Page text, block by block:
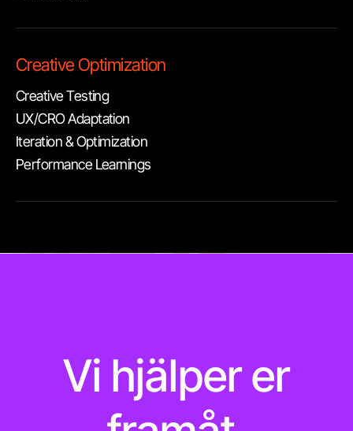
Creative Optimization
Creative Testing
UX/CRO Adaptation
Iteration & Optimization
Performance Learnings
Humphree
Growth strategy / Marketing
Axkid One 3
Go-to-market / Marketing
Vi hjälper er